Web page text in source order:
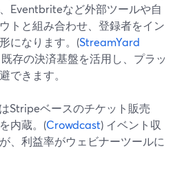
Eventbriteなど外部ツールや自
トと組み合わせ、登録者をイン
になります。(StreamYard
存の決済基盤を活用し、プラッ
できます。
Stripeベースのチケット販売
内蔵。(Crowdcast) イベント収
、利益率がウェビナーツールに